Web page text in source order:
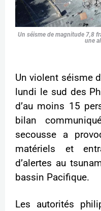
Un séisme de magnitude 7,8
une
Un violent séisme
lundi le sud des
d’au moins 15
bilan
secousse a
matériels et
d’alertes au
bassin Pacifique.
Les autorités